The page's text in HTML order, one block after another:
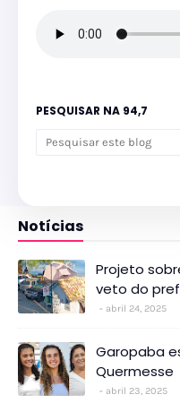
PESQUISAR NA 94,7
Notícias
Projeto
veto do
abril 24, 2025
Garopaba
Quermesse
abril 23, 2025